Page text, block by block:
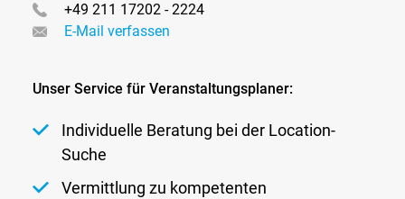
+49 211 17202 - 2224
E-Mail verfassen
Unser Service für Veranstaltungsplaner:
Individuelle Beratung bei der Location-
Suche
Vermittlung zu kompetenten